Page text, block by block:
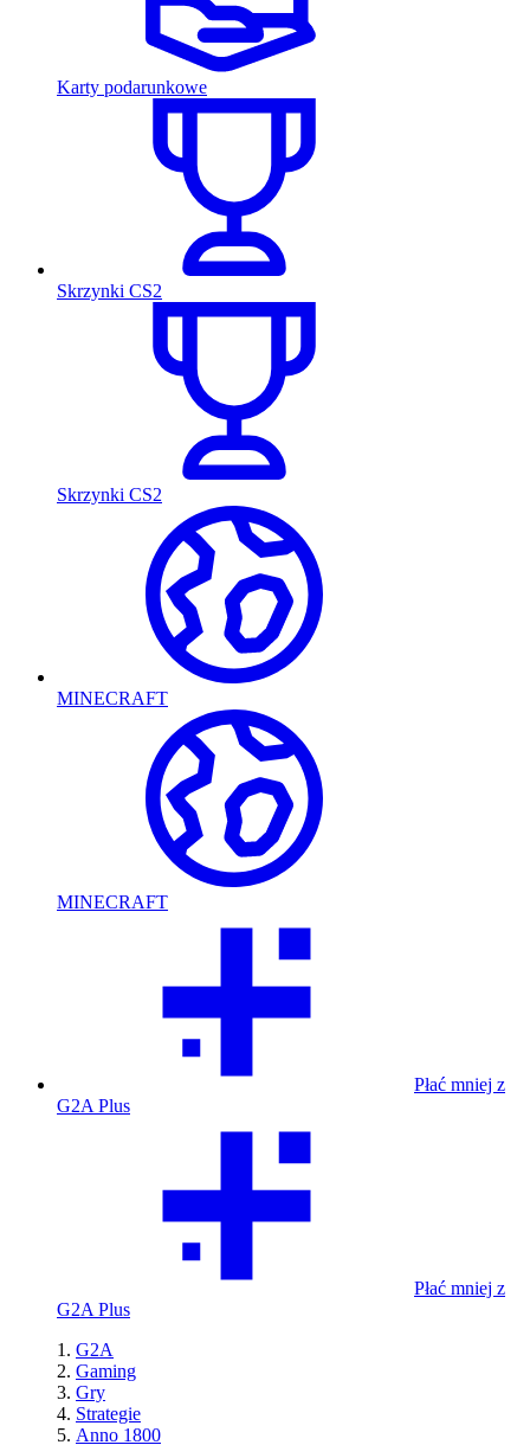
Karty podarunkowe
Skrzynki CS2
Skrzynki CS2
MINECRAFT
MINECRAFT
Płać mniej z
G2A Plus
Płać mniej z
G2A Plus
G2A
Gaming
Gry
Strategie
Anno 1800